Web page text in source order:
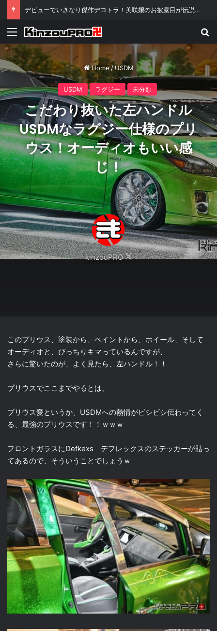
デビューでいきなり傑作デコトラ！美咲嬢のお披露目が伝説級といわれる理由ｗ
Menu
Home/USDM
USDM ラグジー 未分類
こだわり抜いた左ハンドル
USDMなラグジー仕様のプリ
ウス！オーディオもいい感
じ！
kinzouPRO
Follow
このプリウス、塗装から、ペイントから、ホイール、そして
オーディオと、びっちりキマっているんですが、
さらに驚いたのが、よく見たら、左ハンドル！！
プリウスでここまでやるとは、
プリウス愛というか、USDMへの熱情がビシビシ伝わってく
る、最強のプリウスです！！ｗｗｗ
フロントガラスにDefkexs デフレックスのステッカーが貼っ
てあるので、そういうことでしょうｗ